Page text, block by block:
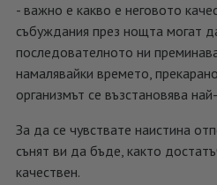
- важно е какво е неговото
събуждания през нощта могат
последователното ни
намалявайки времето,
организмът се възстановява
За да се чувствате наистина
сънят ви да бъде, както
качествен.